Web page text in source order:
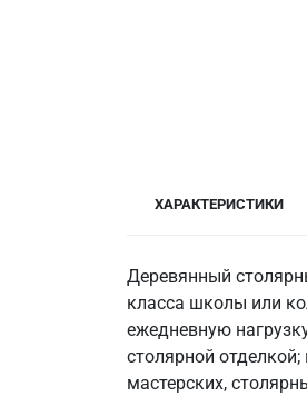
ХАРАКТЕРИСТИКИ
Деревянный
класса школы или
ежедневную
столярной
мастерских,